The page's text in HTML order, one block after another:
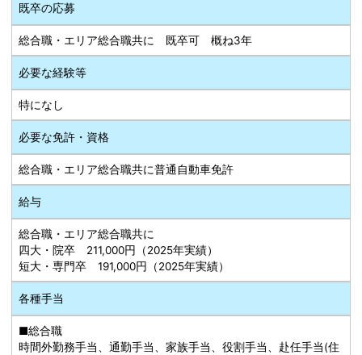
既卒の応募
総合職・エリア総合職共に 既卒可 概ね3年
必要な経験等
特になし
必要な免許・資格
総合職・エリア総合職共に普通自動車免許
給与
総合職・エリア総合職共に
四大・院卒 211,000円（2025年実績）
短大・専門卒 191,000円（2025年実績）
各種手当
■総合職
時間外勤務手当、通勤手当、家族手当、役割手当、赴任手当(住